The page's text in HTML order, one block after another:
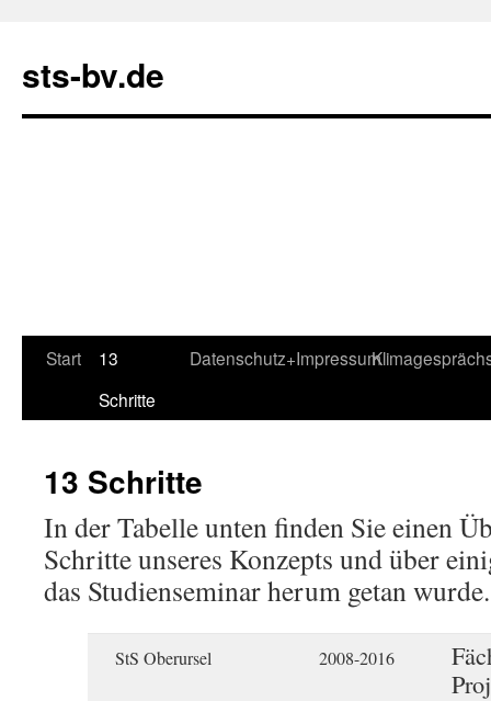
sts-bv.de
Zum
Start
13
Schritte
Datenschutz+Impressum
13 Schritte
In der Tabelle unten finden Sie einen
Schritte unseres Konzepts und über
das Studienseminar herum getan wurde.
StS Oberursel 2008-2016